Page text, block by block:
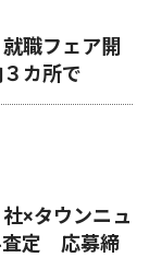
職フェア開
カ所で
×タウンニュ
定 応募締